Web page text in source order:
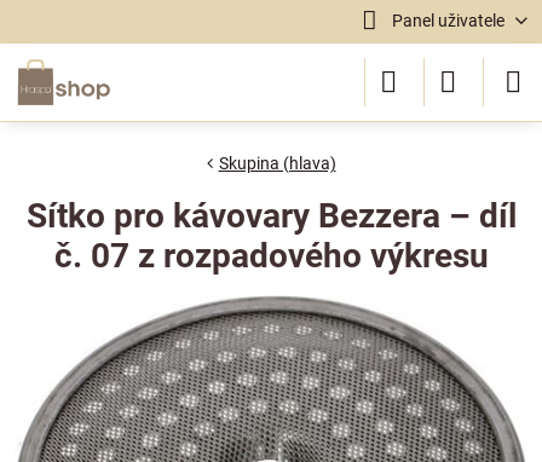
Panel uživatele
Skupina (hlava)
Sítko pro kávovary Bezzera – díl
č. 07 z rozpadového výkresu